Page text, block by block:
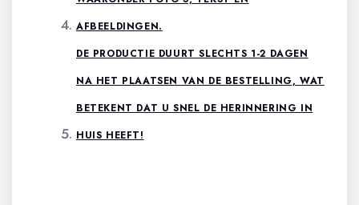
AFBEELDINGEN.
DE PRODUCTIE DUURT SLECHTS 1-2 DAGEN
NA HET PLAATSEN VAN DE BESTELLING, WAT
BETEKENT DAT U SNEL DE HERINNERING IN
HUIS HEEFT!